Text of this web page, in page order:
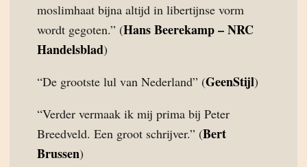
moslimhaat bijna altijd in libertijnse vorm
wordt gegoten.” (Hans Beerekamp – NRC
Handelsblad)
“De grootste lul van Nederland” (GeenStijl)
“Verder vermaak ik mij prima bij Peter
Breedveld. Een groot schrijver.” (Bert
Brussen)